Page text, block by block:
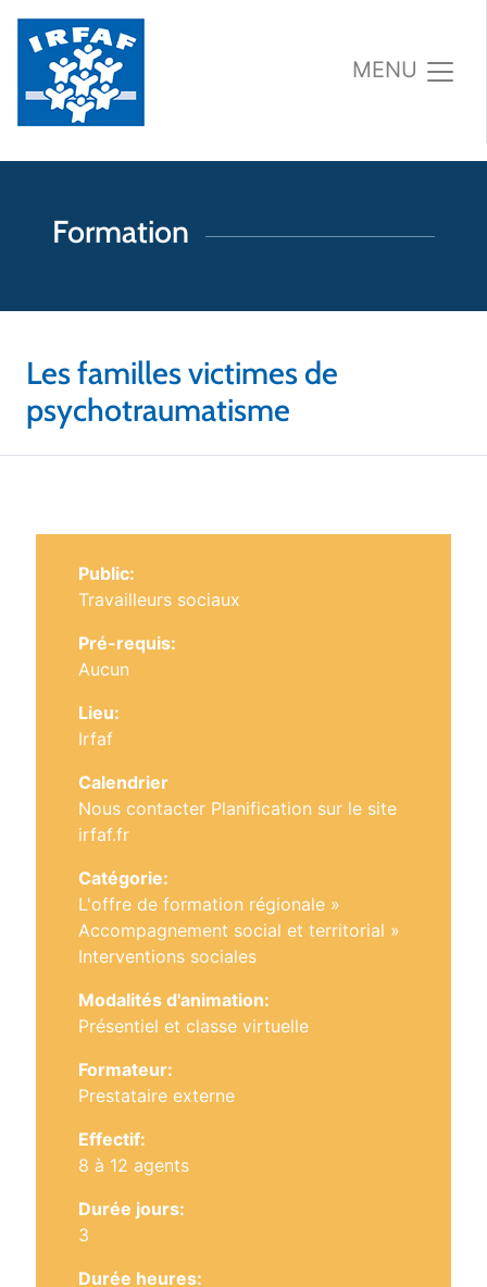
MENU
Formation
Les familles victimes de
psychotraumatisme
Public:
Travailleurs sociaux
Pré-requis:
Aucun
Lieu:
Irfaf
Calendrier
Nous contacter Planification sur le site
irfaf.fr
Catégorie:
L'offre de formation régionale »
Accompagnement social et territorial »
Interventions sociales
Modalités d'animation:
Présentiel et classe virtuelle
Formateur:
Prestataire externe
Effectif:
8 à 12 agents
Durée jours:
3
Durée heures: